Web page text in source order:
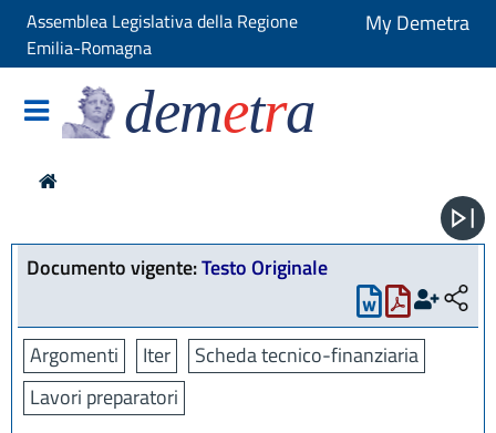
Assemblea Legislativa della Regione
Emilia-Romagna
My Demetra
demetra
Documento vigente:Testo Originale
Argomenti Iter
Scheda tecnico-finanziaria
Lavori preparatori